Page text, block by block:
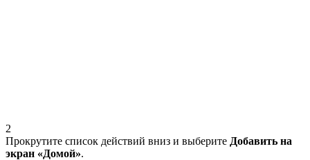
2
Прокрутите список действий вниз и выберите Добавить на
экран «Домой».